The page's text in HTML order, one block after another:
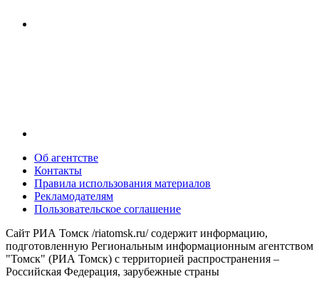
Об агентстве
Контакты
Правила использования материалов
Рекламодателям
Пользовательское соглашение
Сайт РИА Томск /riatomsk.ru/ содержит информацию,
подготовленную Региональным информационным агентством
"Томск" (РИА Томск) с территорией распространения –
Российская Федерация, зарубежные страны